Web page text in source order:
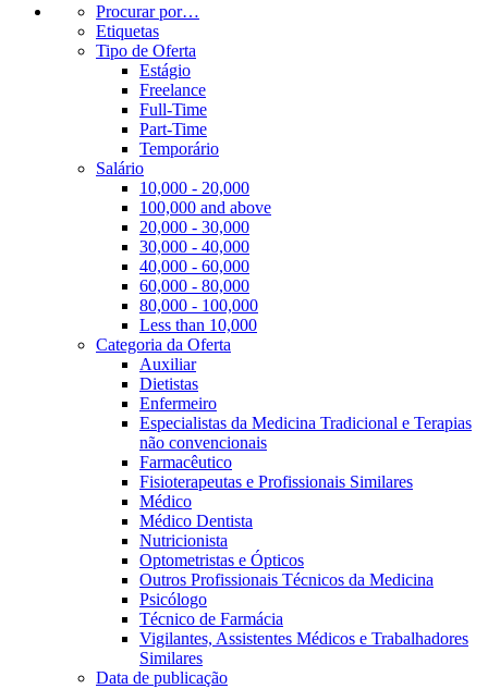
Procurar por…
Etiquetas
Tipo de Oferta
Estágio
Freelance
Full-Time
Part-Time
Temporário
Salário
10,000 - 20,000
100,000 and above
20,000 - 30,000
30,000 - 40,000
40,000 - 60,000
60,000 - 80,000
80,000 - 100,000
Less than 10,000
Categoria da Oferta
Auxiliar
Dietistas
Enfermeiro
Especialistas da Medicina Tradicional e Terapias
não convencionais
Farmacêutico
Fisioterapeutas e Profissionais Similares
Médico
Médico Dentista
Nutricionista
Optometristas e Ópticos
Outros Profissionais Técnicos da Medicina
Psicólogo
Técnico de Farmácia
Vigilantes, Assistentes Médicos e Trabalhadores
Similares
Data de publicação